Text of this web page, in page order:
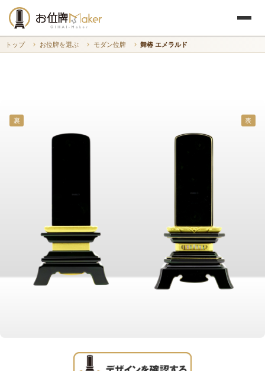
トップ お位牌を選ぶ モダン位牌 舞椿 エメラルド
裏 表